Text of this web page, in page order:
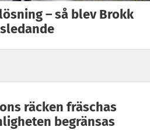
– så blev Brokk
räcken fräschas
begränsas